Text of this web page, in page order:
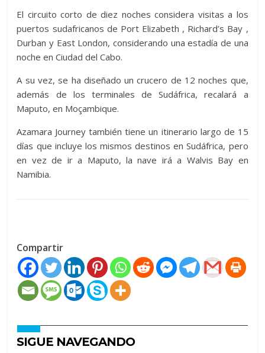
El circuito corto de diez noches considera visitas a los
puertos sudafricanos de Port Elizabeth , Richard’s Bay ,
Durban y East London, considerando una estadía de una
noche en Ciudad del Cabo.
A su vez, se ha diseñado un crucero de 12 noches que,
además de los terminales de Sudáfrica, recalará a
Maputo, en Moçambique.
Azamara Journey también tiene un itinerario largo de 15
días que incluye los mismos destinos en Sudáfrica, pero
en vez de ir a Maputo, la nave irá a Walvis Bay en
Namibia.
Compartir
SIGUE NAVEGANDO